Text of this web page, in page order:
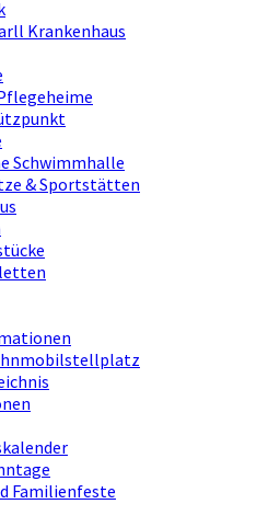
Krankenhaus
Schwimmhalle
& Sportstätten
Familienfeste